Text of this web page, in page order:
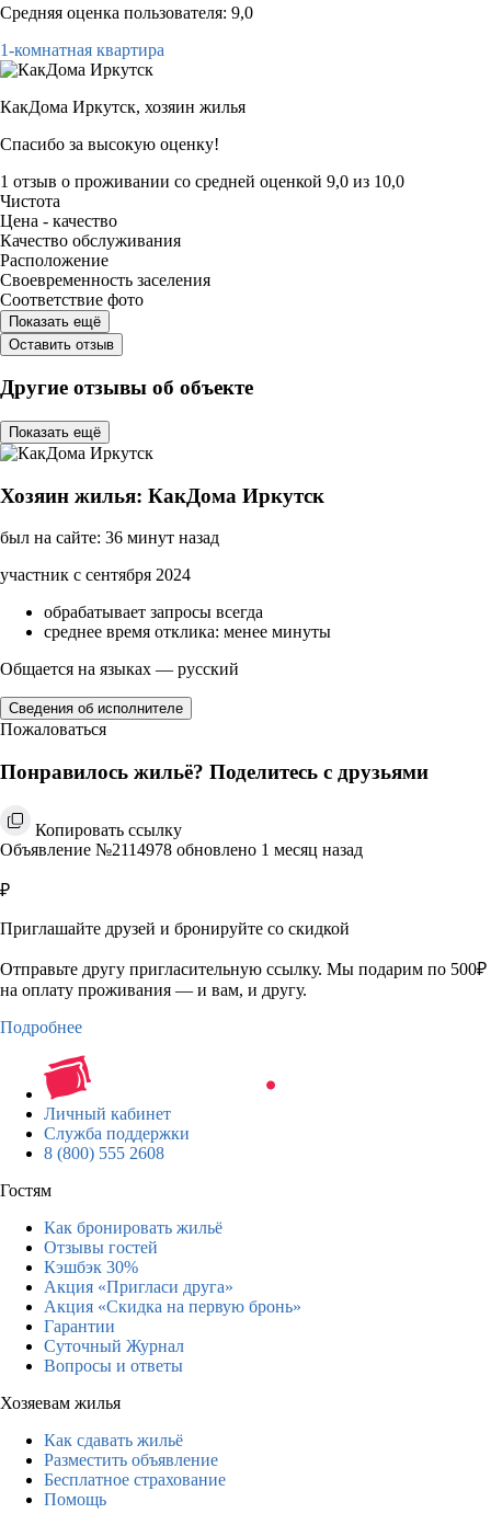
Средняя оценка пользователя: 9,0
1-комнатная квартира
КакДома Иркутск, хозяин жилья
Спасибо за высокую оценку!
1 отзыв о проживании со средней оценкой 9,0 из 10,0
Чистота
Цена - качество
Качество обслуживания
Расположение
Своевременность заселения
Соответствие фото
Показать ещё
Оставить отзыв
Другие отзывы об объекте
Показать ещё
Хозяин жилья: КакДома Иркутск
был на сайте: 36 минут назад
участник с сентября 2024
обрабатывает запросы всегда
среднее время отклика: менее минуты
Общается на языках — русский
Сведения об исполнителе
Пожаловаться
Понравилось жильё? Поделитесь с друзьями
Копировать ссылку
Объявление №2114978 обновлено 1 месяц назад
₽
Приглашайте друзей и бронируйте со скидкой
Отправьте другу пригласительную ссылку. Мы подарим по 500₽
на оплату проживания — и вам, и другу.
Подробнее
Личный кабинет
Служба поддержки
8 (800) 555 2608
Гостям
Как бронировать жильё
Отзывы гостей
Кэшбэк 30%
Акция «Пригласи друга»
Акция «Скидка на первую бронь»
Гарантии
Суточный Журнал
Вопросы и ответы
Хозяевам жилья
Как сдавать жильё
Разместить объявление
Бесплатное страхование
Помощь